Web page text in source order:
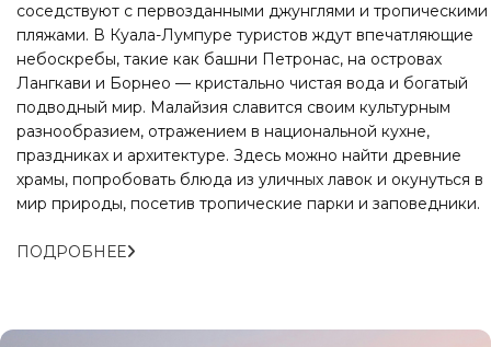
соседствуют с первозданными джунглями и тропическими
пляжами. В Куала-Лумпуре туристов ждут впечатляющие
небоскребы, такие как башни Петронас, на островах
Лангкави и Борнео — кристально чистая вода и богатый
подводный мир. Малайзия славится своим культурным
разнообразием, отражением в национальной кухне,
праздниках и архитектуре. Здесь можно найти древние
храмы, попробовать блюда из уличных лавок и окунуться в
мир природы, посетив тропические парки и заповедники.
ПОДРОБНЕЕ